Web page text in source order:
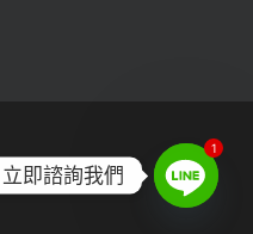
1
即諮詢我們